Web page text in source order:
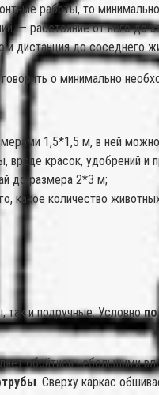
работы, то
— расстояние от него
и дистанция до
о минимально
1,5*1,5 м, в ней
красок, удобрений
до размера 2*3 м;
какое количество
так и подручные. Условно
обойтись небольшими
. Сверху каркас